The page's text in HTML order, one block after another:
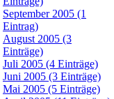
September 2005 (1
Eintrag)
August 2005 (3
Einträge)
Juli 2005 (4 Einträge)
Juni 2005 (3 Einträge)
Mai 2005 (5 Einträge)